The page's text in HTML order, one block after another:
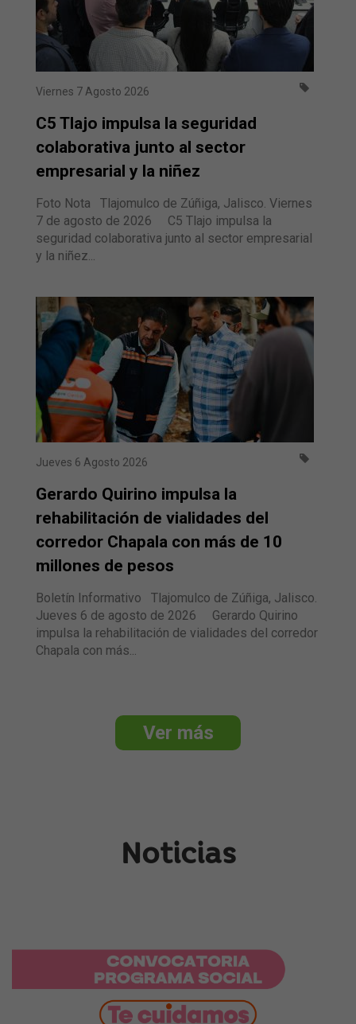
Viernes 7 Agosto 2026
C5 Tlajo impulsa la seguridad
colaborativa junto al sector
empresarial y la niñez
Foto Nota Tlajomulco de Zúñiga, Jalisco. Viernes
7 de agosto de 2026 C5 Tlajo impulsa la
seguridad colaborativa junto al sector empresarial
y la niñez...
Jueves 6 Agosto 2026
Gerardo Quirino impulsa la
rehabilitación de vialidades del
corredor Chapala con más de 10
millones de pesos
Boletín Informativo Tlajomulco de Zúñiga, Jalisco.
Jueves 6 de agosto de 2026 Gerardo Quirino
impulsa la rehabilitación de vialidades del corredor
Chapala con más...
Ver más
Noticias